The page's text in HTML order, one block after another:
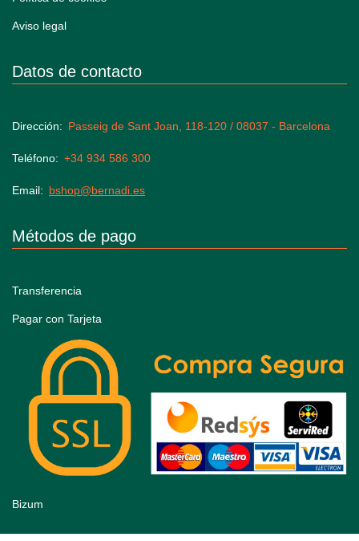
Aviso legal
Datos de contacto
Dirección Passeig de Sant Joan, 118-120 / 08037 - Barcelona
Teléfono +34 934 586 300
Email bshop@bernadi.es
Métodos de pago
Transferencia
Pagar con Tarjeta
Bizum